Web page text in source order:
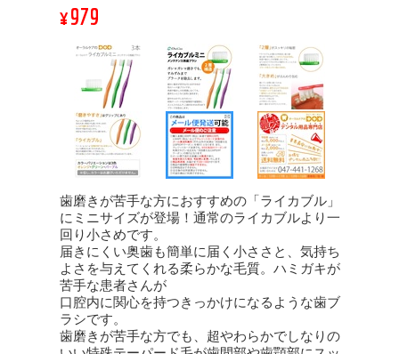
¥979
歯磨きが苦手な方におすすめの「ライカブル」
にミニサイズが登場！通常のライカブルより一
回り小さめです。
届きにくい奥歯も簡単に届く小ささと、気持ち
よさを与えてくれる柔らかな毛質。ハミガキが
苦手な患者さんが
口腔内に関心を持つきっかけになるような歯ブ
ラシです。
歯磨きが苦手な方でも、超やわらかでしなりの